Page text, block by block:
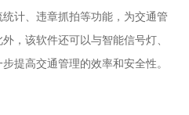
计、违章抓拍等功能，为交通管
，该软件还可以与智能信号灯、
提高交通管理的效率和安全性。